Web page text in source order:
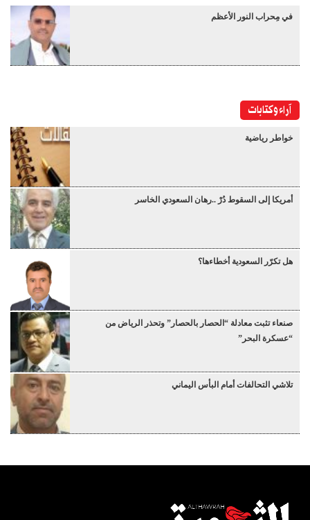
في مِحراب النور الأعظم
آراء وكتابات
خواطر رياضية
أمريكا إلى السقوط دُرْ ..رهان السعودي الخاسر
هل تكرّر السعودية أخطاءها؟
صنعاء تثبت معادلة “الحصار بالحصار” وتحذر الرياض من
“عسكرة البحر”
تلاشي التحالفات أمام البأس اليماني